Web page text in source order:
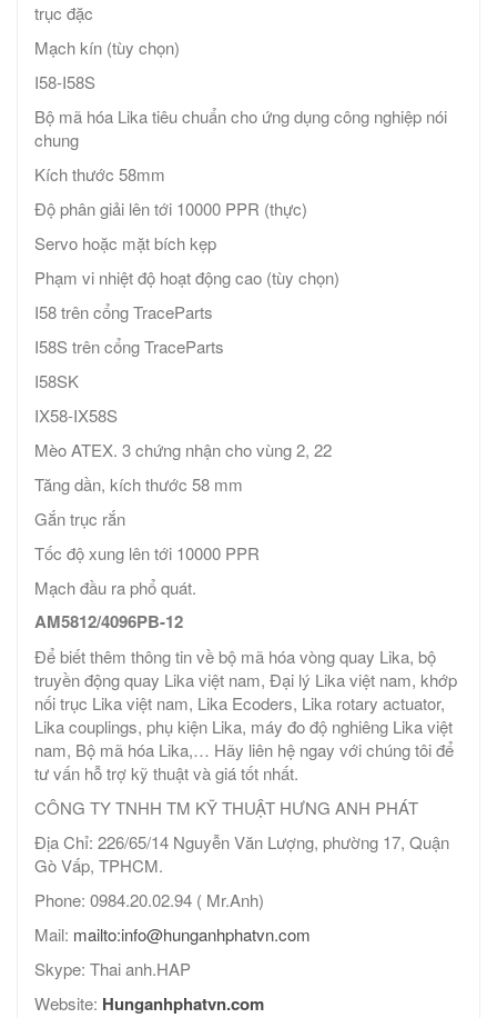
trục đặc
Mạch kín (tùy chọn)
I58-I58S
Bộ mã hóa Lika tiêu chuẩn cho ứng dụng công nghiệp nói
chung
Kích thước 58mm
Độ phân giải lên tới 10000 PPR (thực)
Servo hoặc mặt bích kẹp
Phạm vi nhiệt độ hoạt động cao (tùy chọn)
I58 trên cổng TraceParts
I58S trên cổng TraceParts
I58SK
IX58-IX58S
Mèo ATEX. 3 chứng nhận cho vùng 2, 22
Tăng dần, kích thước 58 mm
Gắn trục rắn
Tốc độ xung lên tới 10000 PPR
Mạch đầu ra phổ quát.
AM5812/4096PB-12
Để biết thêm thông tin về bộ mã hóa vòng quay Lika, bộ
truyền động quay Lika việt nam, Đại lý Lika việt nam, khớp
nối trục Lika việt nam, Lika Ecoders, Lika rotary actuator,
Lika couplings, phụ kiện Lika, máy đo độ nghiêng Lika việt
nam, Bộ mã hóa Lika,… Hãy liên hệ ngay với chúng tôi để
tư vấn hỗ trợ kỹ thuật và giá tốt nhất.
CÔNG TY TNHH TM KỸ THUẬT HƯNG ANH PHÁT
Địa Chỉ: 226/65/14 Nguyễn Văn Lượng, phường 17, Quận
Gò Vấp, TPHCM.
Phone: 0984.20.02.94 ( Mr.Anh)
Mail: mailto:info@hunganhphatvn.com
Skype: Thai anh.HAP
Website: Hunganhphatvn.com